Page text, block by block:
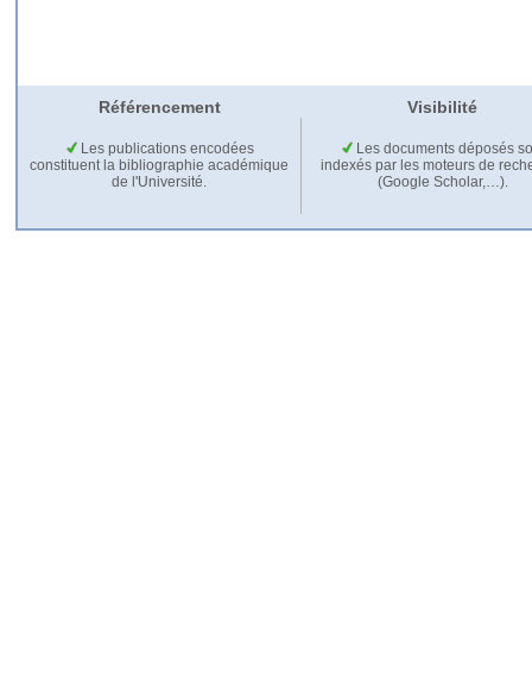
Référencement Visibilité
Les publications encodées
constituent la bibliographie académique
de l'Université.
Les documents déposés
indexés par les moteurs de
(Google Scholar,…).